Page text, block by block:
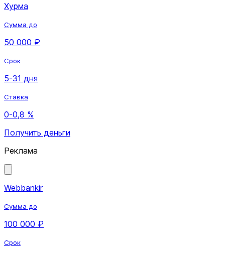
Хурма
Сумма до
50 000 ₽
Срок
5-31 дня
Ставка
0-0,8 %
Получить деньги
Реклама
Webbankir
Сумма до
100 000 ₽
Срок